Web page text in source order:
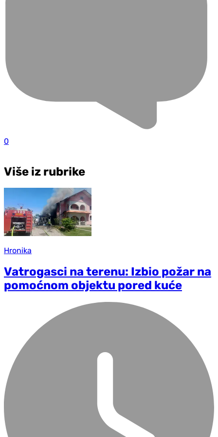
0
Više iz rubrike
Hronika
Vatrogasci na terenu: Izbio požar na
pomoćnom objektu pored kuće